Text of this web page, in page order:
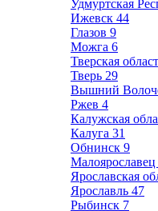
Удмуртская
Ижевск 44
Глазов 9
Можга 6
Тверская
Тверь 29
Вышний
Ржев 4
Калужская
Калуга 31
Обнинск 9
Малоярославец
Ярославская
Ярославль 47
Рыбинск 7